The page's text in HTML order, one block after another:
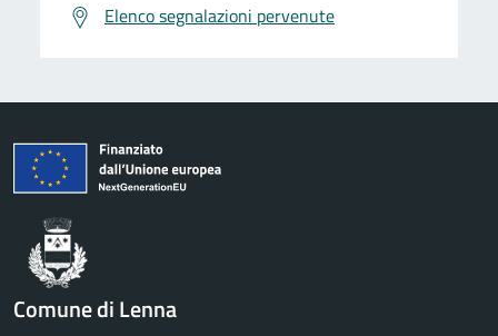
Elenco segnalazioni pervenute
Comune di Lenna